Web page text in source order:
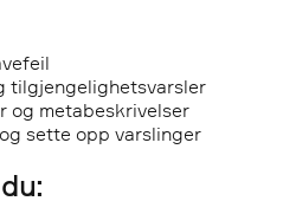
tilgjengelighetsvarsler
og metabeskrivelser
sette opp varslinger